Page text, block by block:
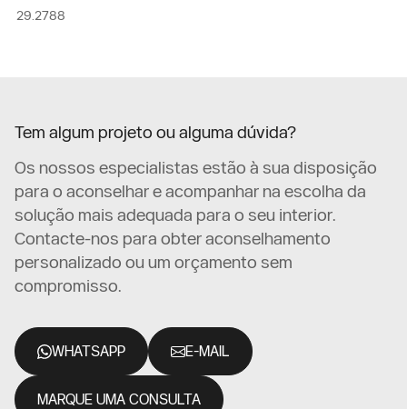
29.2788
Tem algum projeto ou alguma dúvida?
Os nossos especialistas estão à sua disposição
para o aconselhar e acompanhar na escolha da
solução mais adequada para o seu interior.
Contacte-nos para obter aconselhamento
personalizado ou um orçamento sem
compromisso.
WHATSAPP E-MAIL
MARQUE UMA CONSULTA